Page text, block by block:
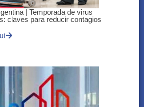
| Temporada de virus
claves para reducir contagios